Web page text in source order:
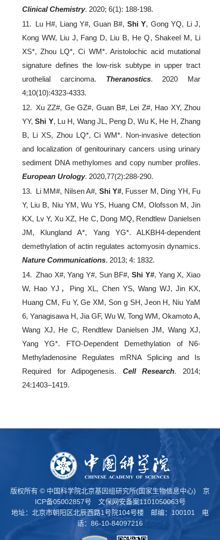
Clinical Chemistry. 2020; 6(1): 188-198.
11. Lu H#, Liang Y#, Guan B#, Shi Y, Gong YQ, Li J,
Kong WW, Liu J, Fang D, Liu B, He Q, Shakeel M, Li
XS*, Zhou LQ*, Ci WM*. Aristolochic acid mutational
signature defines the low-risk subtype in upper tract
urothelial carcinoma. Theranostics. 2020 Mar
4;10(10):4323-4333.
12. Xu ZZ#, Ge GZ#, Guan B#, Lei Z#, Hao XY, Zhou
YY,Shi Y, Lu H, Wang JL, Peng D, Wu K, He H, Zhang
B, Li XS, Zhou LQ*, Ci WM*. Non-invasive detection
and localization of genitourinary cancers using urinary
sediment DNA methylomes and copy number profiles.
European Urology. 2020,77(2):288-290.
13. Li MM#, Nilsen A#, Shi Y#, Fusser M, Ding YH, Fu
Y, Liu B, Niu YM, Wu YS, Huang CM, Olofsson M, Jin
KX, Lv Y, Xu XZ, He C, Dong MQ, Rendtlew Danielsen
JM, Klungland A*, Yang YG*. ALKBH4-dependent
demethylation of actin regulates actomyosin dynamics.
Nature Communications. 2013; 4: 1832.
14. Zhao X#, Yang Y#, Sun BF#,Shi Y#, Yang X, Xiao
W, Hao YJ，Ping XL, Chen YS, Wang WJ, Jin KX,
Huang CM, Fu Y, Ge XM, Son g SH, Jeon H, Niu YaM
6, Yanagisawa H, Jia GF, Wu W, Tong WM, Okamoto A,
Wang XJ, He C, Rendtlew Danielsen JM, Wang XJ,
Yang YG*. FTO-Dependent Demethylation of N6-
Methyladenosine Regulates mRNA Splicing and Is
Required for Adipogenesis. Cell Research. 2014;
24:1403–1419.
版权所有 © 中国科学院北京基因组研究所(国家生物信息中心) 京
ICP备05002857号
文保网安备案1101050063号
地址：北京市朝阳区北辰西路1号院104号楼 邮编：100101 电
话：86-10-84097216